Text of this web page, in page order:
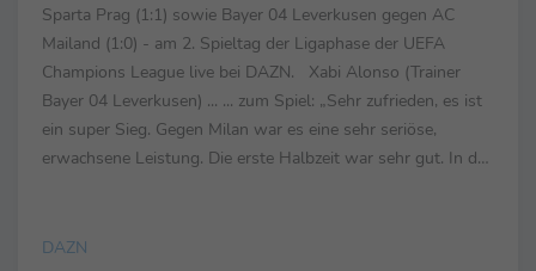
Sparta Prag (1:1) sowie Bayer 04 Leverkusen gegen AC
Mailand (1:0) - am 2. Spieltag der Ligaphase der UEFA
Champions League live bei DAZN. Xabi Alonso (Trainer
Bayer 04 Leverkusen) ... ... zum Spiel: „Sehr zufrieden, es ist
ein super Sieg. Gegen Milan war es eine sehr seriöse,
erwachsene Leistung. Die erste Halbzeit war sehr gut. In der
DAZN